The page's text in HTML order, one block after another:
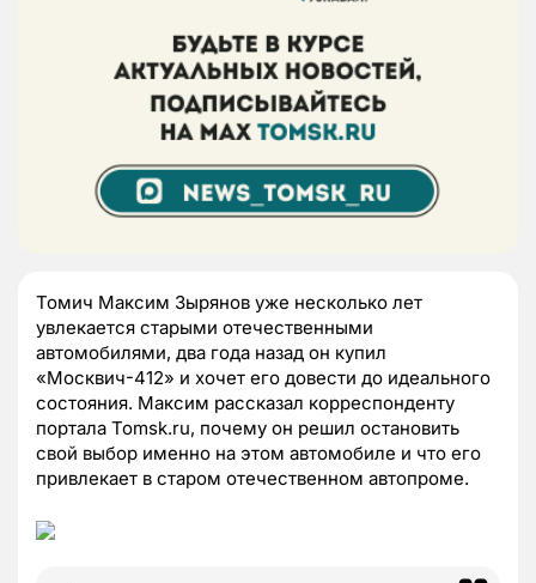
Томич Максим Зырянов уже несколько лет
увлекается старыми отечественными
автомобилями, два года назад он купил
«Москвич-412» и хочет его довести до идеального
состояния. Максим рассказал корреспонденту
портала Tomsk.ru, почему он решил остановить
свой выбор именно на этом автомобиле и что его
привлекает в старом отечественном автопроме.